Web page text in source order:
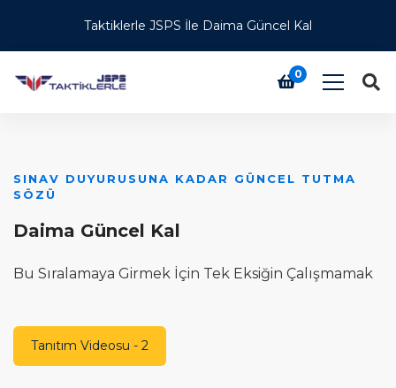
Taktiklerle JSPS İle Daima Güncel Kal
0
SINAV DUYURUSUNA KADAR GÜNCEL TUTMA
SÖZÜ
Daima Güncel Kal
Bu Sıralamaya Girmek İçin Tek Eksiğin Çalışmamak
Tanıtım Videosu - 2